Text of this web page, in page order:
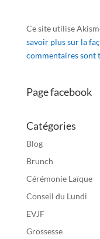
Ce site utilise
savoir plus sur la
commentaires sont
Page facebook
Catégories
Blog
Brunch
Cérémonie Laïque
Conseil du Lundi
EVJF
Grossesse